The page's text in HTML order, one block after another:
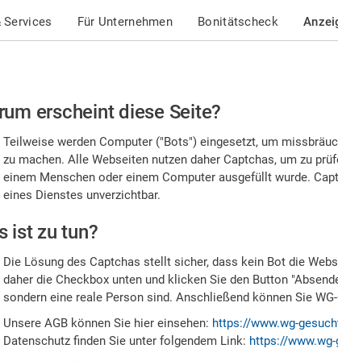
Services Für Unternehmen Bonitätscheck
erscheint diese Seite?
Teilweise werden Computer ("Bots") eingesetzt, um
zu machen. Alle Webseiten nutzen daher Captchas, um zu
einem Menschen oder einem Computer ausgefüllt wurde.
eines Dienstes unverzichtbar.
ist zu tun?
Die Lösung des Captchas stellt sicher, dass kein Bot die
daher die Checkbox unten und klicken Sie den Button
sondern eine reale Person sind. Anschließend können Sie
Unsere AGB können Sie hier einsehen: https://www.wg-
Datenschutz finden Sie unter folgendem Link: https://